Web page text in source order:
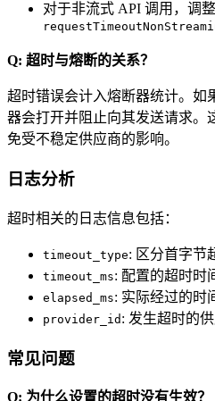
对于非流式 API 调用，调整
Q: 超时与熔断的关系？
超时错误会计入熔断器统计。如
器会打开并阻止向其发送请求。
免受不稳定供应商的影响。
日志分析
超时相关的日志信息包括：
timeout_type: 区分首字节
timeout_ms: 配置的超时时
elapsed_ms: 实际经过的时
provider_id : 发生超时的
常见问题
Q: 为什么设置的超时没有生效？